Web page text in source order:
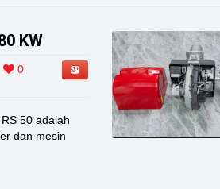
KW
0
50 adalah
dan mesin